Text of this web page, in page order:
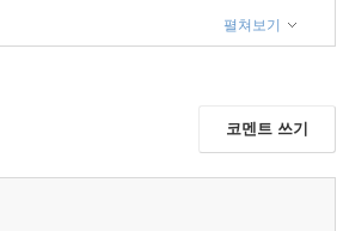
펼쳐보기
코멘트 쓰기